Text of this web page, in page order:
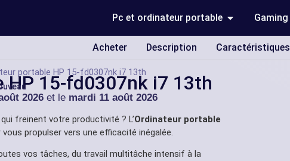
Pc et ordinateur portable Gaming
Acheter Description Caractéristiques
portable HP 15-fd0307nk i7 13th
15-fd0307nk i7 13th
2026 et le mardi 11 août 2026
freinent votre productivité ? L’Ordinateur portable
propulser vers une efficacité inégalée.
vos tâches, du travail multitâche intensif à la